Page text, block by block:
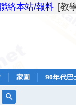
絡本站/報料 [教
家園 90年代巴